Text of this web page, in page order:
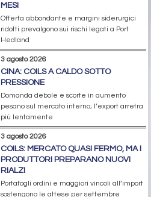
MESI
Offerta abbondante e margini siderurgici
ridotti prevalgono sui rischi legati a Port
Hedland
3 agosto 2026
CINA: COILS A CALDO SOTTO
PRESSIONE
Domanda debole e scorte in aumento
pesano sul mercato interno; l’export arretra
più lentamente
3 agosto 2026
COILS: MERCATO QUASI FERMO, MA I
PRODUTTORI PREPARANO NUOVI
RIALZI
Portafogli ordini e maggiori vincoli all’import
sostengono le attese per settembre